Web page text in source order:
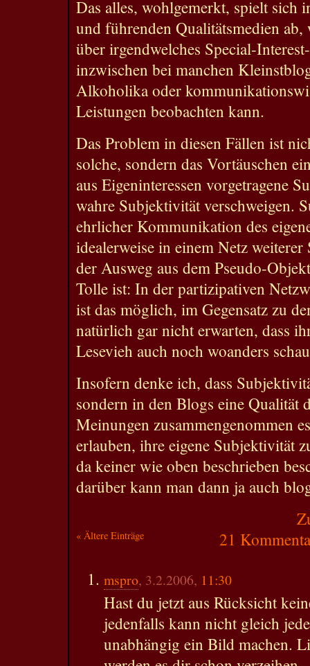
Das alles, wohlgemerkt, spielt sich
und führenden Qualitätsmedien
über irgendwelches Special-
inzwischen bei manchen
Alkoholika oder
Leistungen beobachten kann.
Das Problem in diesen Fällen ist
solche, sondern das Vortäuschen
aus Eigeninteressen vorgetragene
wahre Subjektivität verschweigen.
ehrlicher Kommunikation des
idealerweise in einem Netz
der Ausweg aus dem Pseudo-
Tolle ist: In der partizipativen
ist das möglich, im Gegensatz zu
natürlich gar nicht erwarten, dass
Lesevieh auch noch woanders
Insofern denke ich, dass
sondern in den Blogs eine Qualität
Meinungen zusammengenommen
erlauben, ihre eigene Subjektivität
da keiner wie oben beschrieben
darüber kann man dann ja auch
« Ältere Einträge 21
mspro, 3.2.2006, 11:30
Hast du jetzt aus Rücksicht
jedenfalls kann nicht gleich
unabhängig ein Bild machen.